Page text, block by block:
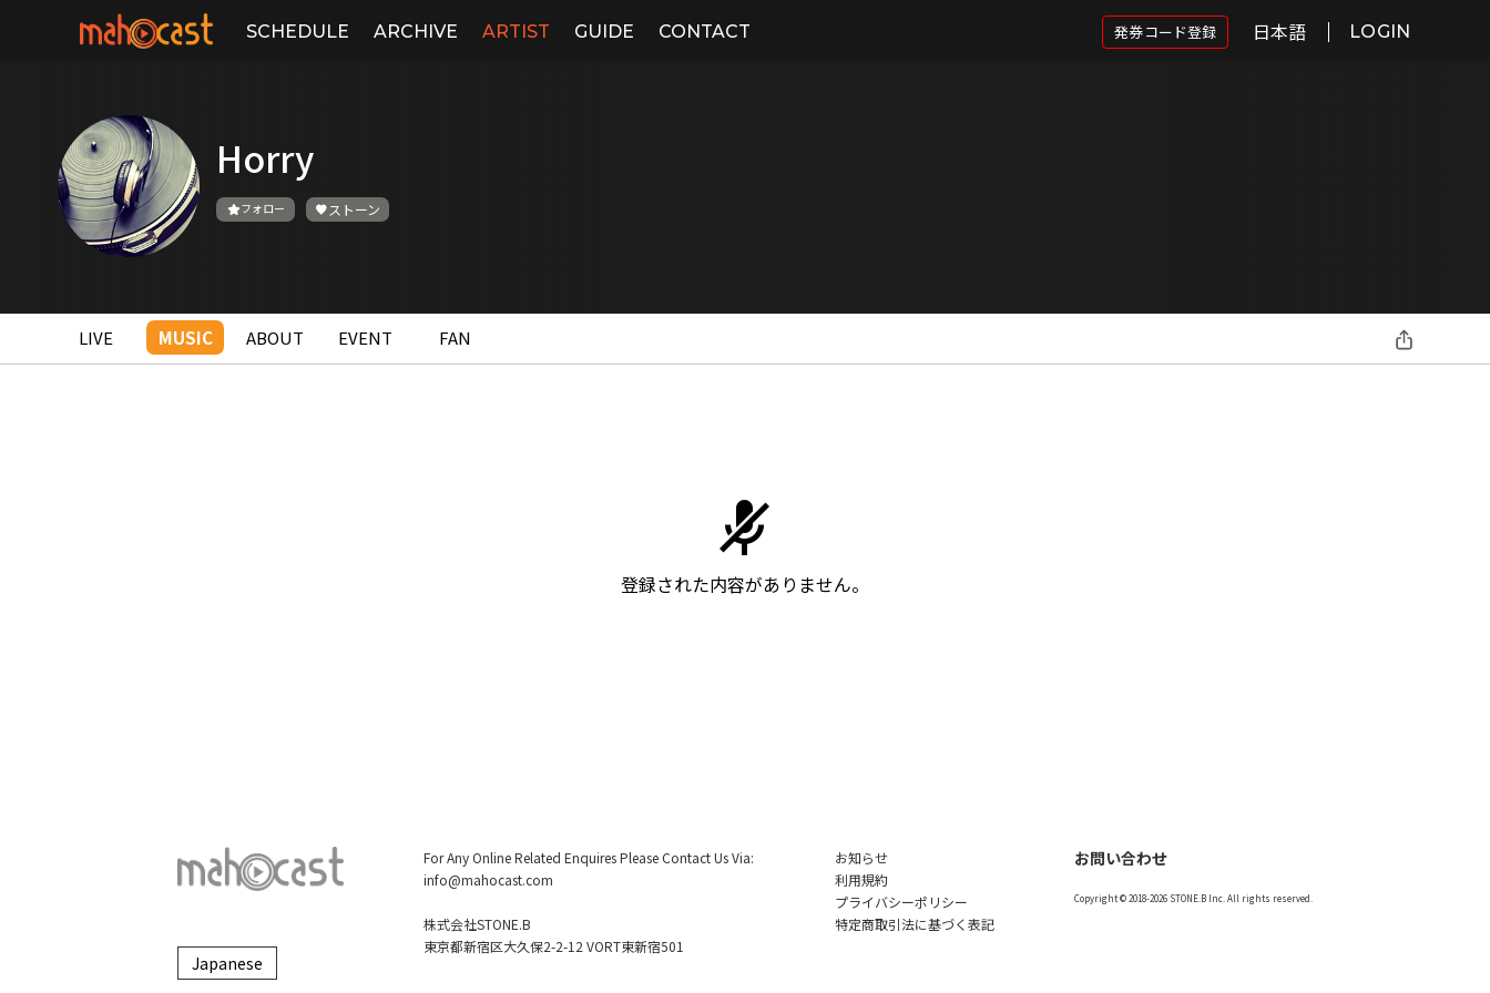
SCHEDULE ARCHIVE ARTIST GUIDE CONTACT 発券コード登録 日本語 LOGIN
Horry
フォロー ストーン
LIVE MUSIC ABOUT EVENT FAN
登録された内容がありません。
For Any Online Related Enquires Please Contact Us Via:
info@mahocast.com
株式会社STONE.B
東京都新宿区大久保2-2-12 VORT東新宿501
お知らせ
利用規約
プライバシーポリシー
特定商取引法に基づく表記
お問い合わせ
Copyright © 2018-2026 STONE.B Inc. All rights reserved.